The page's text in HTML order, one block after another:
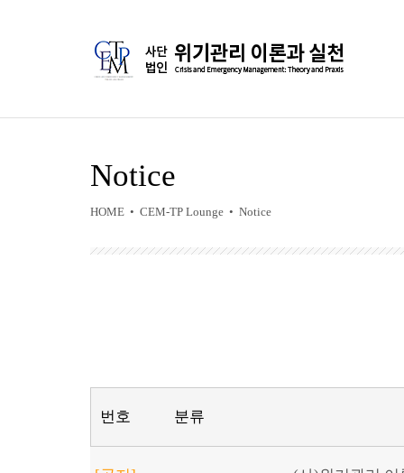
Notice
HOME • CEM-TP Lounge • Notice
번호 분류